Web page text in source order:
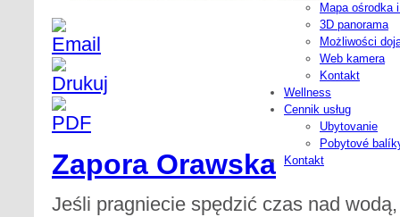
Mapa ośrodka
3D panorama
Możliwości
Web kamera
Kontakt
Wellness
Cennik usług
Ubytovanie
Pobytové
Kontakt
Zapora Orawska
Jeśli pragniecie spędzić czas nad